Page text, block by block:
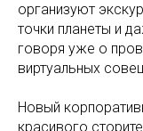
организуют
точки планеты и
говоря уже о
виртуальных
Новый
красивого